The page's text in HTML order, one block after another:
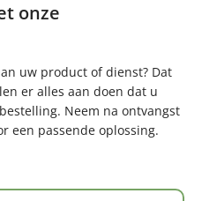
onze
uw product of dienst? Dat
er alles aan doen dat u
Neem na ontvangst
een passende oplossing.